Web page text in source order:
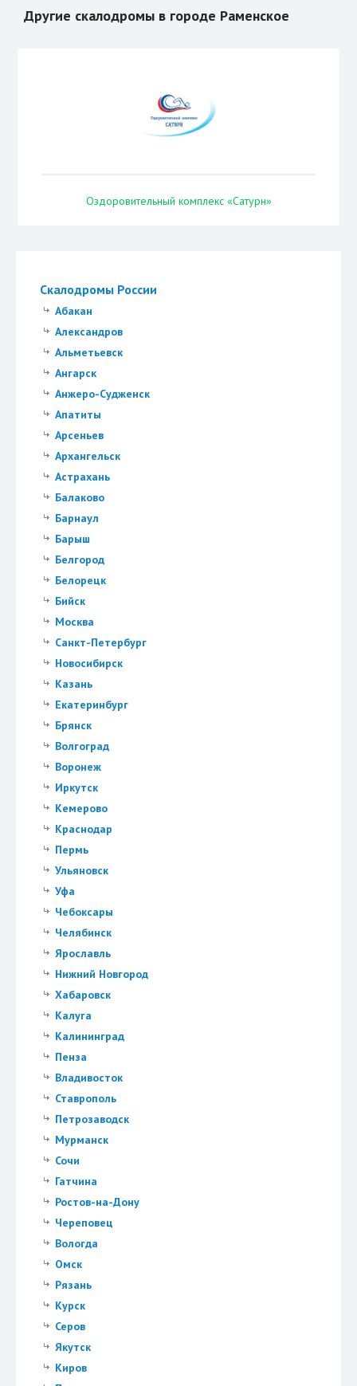
Скалодромы России
Абакан
Александров
Альметьевск
Ангарск
Анжеро-Судженск
Апатиты
Арсеньев
Архангельск
Астрахань
Балаково
Барнаул
Барыш
Белгород
Белорецк
Бийск
Москва
Санкт-Петербург
Новосибирск
Казань
Екатеринбург
Брянск
Волгоград
Воронеж
Иркутск
Кемерово
Краснодар
Пермь
Ульяновск
Уфа
Чебоксары
Челябинск
Ярославль
Нижний Новгород
Хабаровск
Калуга
Калининград
Пенза
Владивосток
Ставрополь
Петрозаводск
Мурманск
Сочи
Гатчина
Ростов-на-Дону
Череповец
Вологда
Омск
Рязань
Курск
Серов
Якутск
Киров
Другие скалодромы в городе Раменское
Оздоровительный комплекс «Сатурн»